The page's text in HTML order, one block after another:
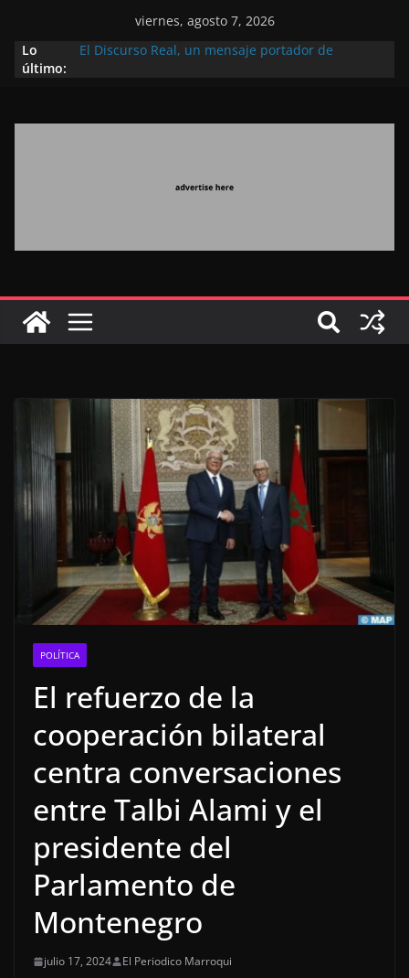
viernes, agosto 7, 2026
Lo
último:
El Discurso Real, un mensaje portador de
Extranjero: al servicio de los grandes proyectos de
Marruecos gracias a una visión estratégica
destinada a consolidar la posición de Marruecos
en una economía mundial competitiva (politólogo
marroquí-estadounidense)
POLÍTICA
El refuerzo de la
cooperación bilateral
centra conversaciones
entre Talbi Alami y el
presidente del
Parlamento de
Montenegro
julio 17, 2024 El Periodico Marroqui